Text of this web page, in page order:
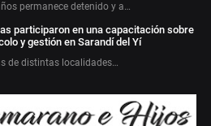
permanece detenido y a…
participaron en una capacitación sobre
y gestión en Sarandí del Yí
de distintas localidades…